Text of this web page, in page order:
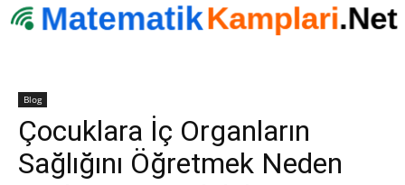
Blog
Çocuklara İç Organların
Sağlığını Öğretmek Neden